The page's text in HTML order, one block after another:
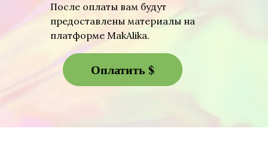
После оплаты вам будут
предоставлены материалы на
платформе MakAlika.
Оплатить $